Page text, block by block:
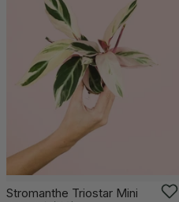
VUELVE PRONTO
Stromanthe Triostar Mini